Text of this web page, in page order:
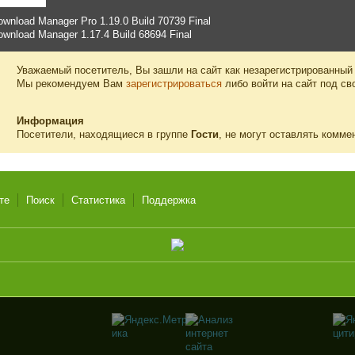
Manager Pro 1.19.0 Build 70739 Final
Manager 1.17.4 Build 68694 Final
Уважаемый посетитель, Вы зашли на сайт как
Мы рекомендуем Вам зарегистрироваться либо войти на сайт под
Информация
Посетители, находящиеся в группе Гости, не могут оставлять
Поиск Статистика Поддержка